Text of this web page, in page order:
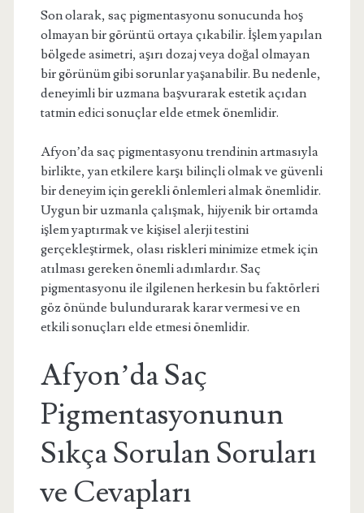
Son olarak, saç pigmentasyonu sonucunda hoş
olmayan bir görüntü ortaya çıkabilir. İşlem yapılan
bölgede asimetri, aşırı dozaj veya doğal olmayan
bir görünüm gibi sorunlar yaşanabilir. Bu nedenle,
deneyimli bir uzmana başvurarak estetik açıdan
tatmin edici sonuçlar elde etmek önemlidir.
Afyon’da saç pigmentasyonu trendinin artmasıyla
birlikte, yan etkilere karşı bilinçli olmak ve güvenli
bir deneyim için gerekli önlemleri almak önemlidir.
Uygun bir uzmanla çalışmak, hijyenik bir ortamda
işlem yaptırmak ve kişisel alerji testini
gerçekleştirmek, olası riskleri minimize etmek için
atılması gereken önemli adımlardır. Saç
pigmentasyonu ile ilgilenen herkesin bu faktörleri
göz önünde bulundurarak karar vermesi ve en
etkili sonuçları elde etmesi önemlidir.
Afyon’da Saç
Pigmentasyonunun
Sıkça Sorulan Soruları
ve Cevapları